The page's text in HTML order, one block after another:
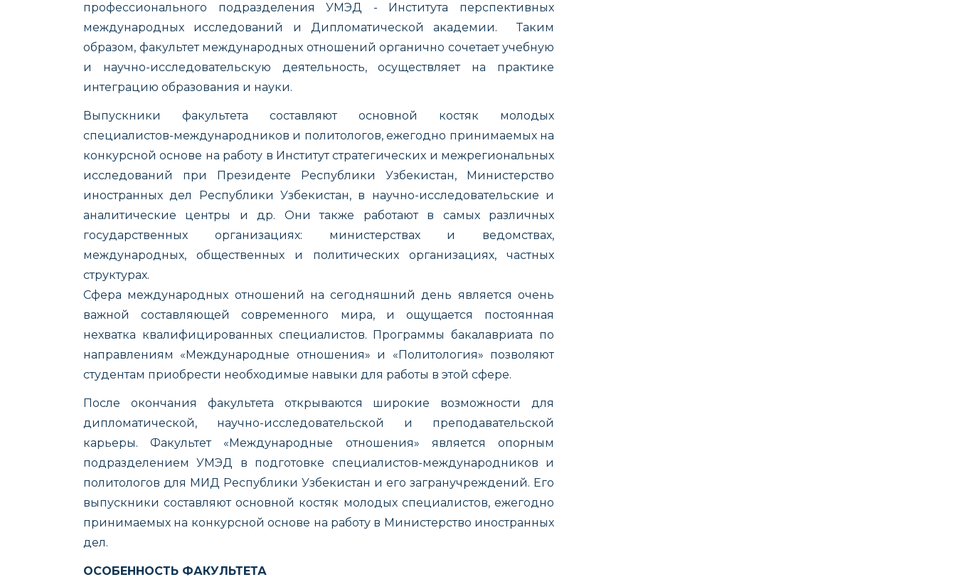
профессионального подразделения УМЭД - Института перспективных
международных исследований и Дипломатической академии. Таким
образом, факультет международных отношений органично сочетает учебную
и научно-исследовательскую деятельность, осуществляет на практике
интеграцию образования и науки.
Выпускники факультета составляют основной костяк молодых
специалистов-международников и политологов, ежегодно принимаемых на
конкурсной основе на работу в Институт стратегических и межрегиональных
исследований при Президенте Республики Узбекистан, Министерство
иностранных дел Республики Узбекистан, в научно-исследовательские и
аналитические центры и др. Они также работают в самых различных
государственных организациях: министерствах и ведомствах,
международных, общественных и политических организациях, частных
структурах.
Сфера международных отношений на сегодняшний день является очень
важной составляющей современного мира, и ощущается постоянная
нехватка квалифицированных специалистов. Программы бакалавриата по
направлениям «Международные отношения» и «Политология» позволяют
студентам приобрести необходимые навыки для работы в этой сфере.
После окончания факультета открываются широкие возможности для
дипломатической, научно-исследовательской и преподавательской
карьеры. Факультет «Международные отношения» является опорным
подразделением УМЭД в подготовке специалистов-международников и
политологов для МИД Республики Узбекистан и его загранучреждений. Его
выпускники составляют основной костяк молодых специалистов, ежегодно
принимаемых на конкурсной основе на работу в Министерство иностранных
дел.
ОСОБЕННОСТЬ ФАКУЛЬТЕТА